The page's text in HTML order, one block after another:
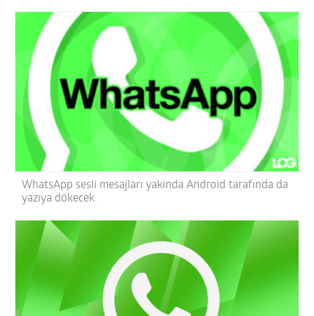
WhatsApp sesli mesajları yakında Android tarafında da
yazıya dökecek.